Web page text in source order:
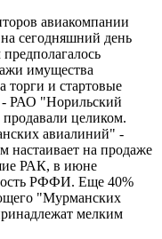
авиакомпании
сегодняшний день
имущества
торги и стартовые
- РАО "Норильский
целиком.
авиалиний" -
настаивает на продаже
РАК, в июне
РФФИ. Еще 40%
"Мурманских
мелким